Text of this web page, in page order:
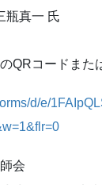
瓶真一 氏
QRコードまた
d/e/
会